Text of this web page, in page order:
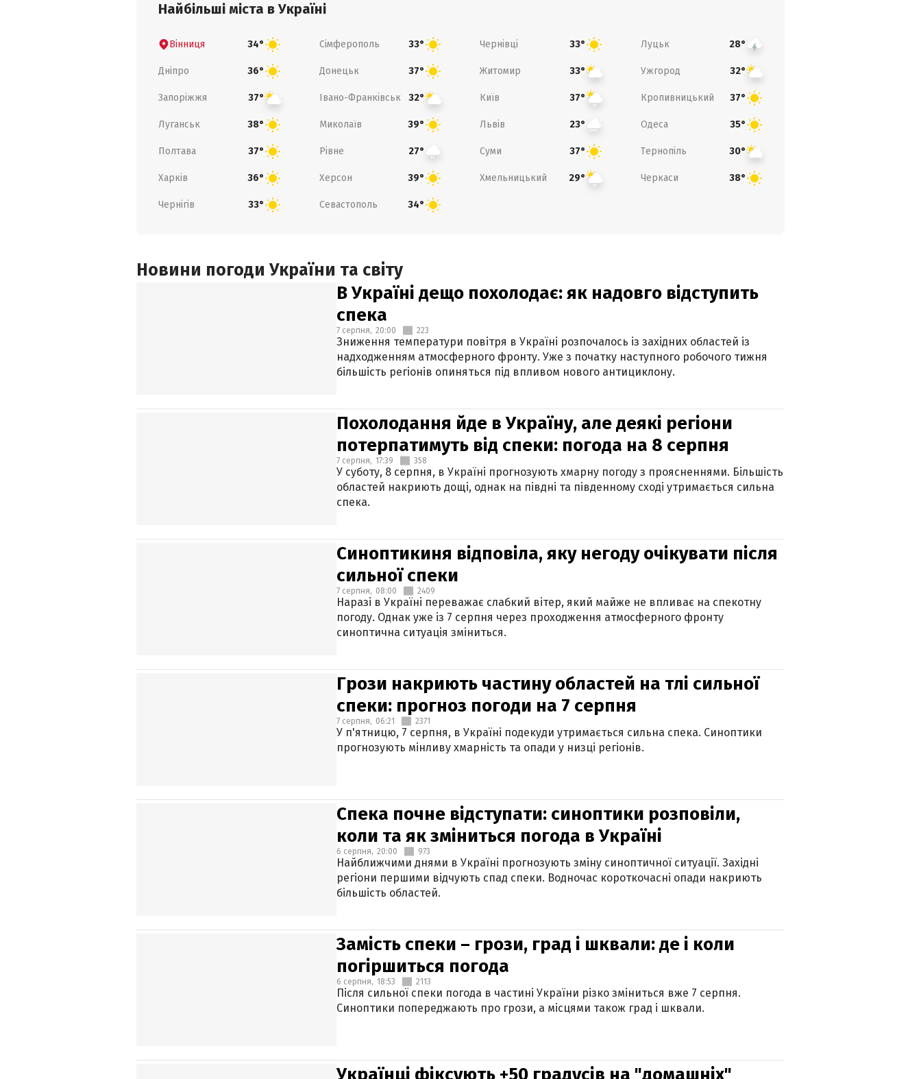
Найбільші міста в Україні
Вінниця 34° Сімферополь 33° Чернівці 33° Луцьк 28°
Дніпро 36° Донецьк 37° Житомир 33° Ужгород 32°
Запоріжжя 37° Івано-Франківськ 32° Київ 37° Кропивницький 37°
Луганськ 38° Миколаїв 39° Львів 23° Одеса 35°
Полтава 37° Рівне 27° Суми 37° Тернопіль 30°
Харків 36° Херсон 39° Хмельницький 29° Черкаси 38°
Чернігів 33° Севастополь 34°
Новини погоди України та світу
В Україні дещо похолодає: як надовго відступить
спека
7 серпня, 20:00 223
Зниження температури повітря в Україні розпочалось із західних областей із
надходженням атмосферного фронту. Уже з початку наступного робочого тижня
більшість регіонів опиняться під впливом нового антициклону.
Похолодання йде в Україну, але деякі регіони
потерпатимуть від спеки: погода на 8 серпня
7 серпня, 17:39 358
У суботу, 8 серпня, в Україні прогнозують хмарну погоду з проясненнями. Більшість
областей накриють дощі, однак на півдні та південному сході утримається сильна
спека.
Синоптикиня відповіла, яку негоду очікувати після
сильної спеки
7 серпня, 08:00 2409
Наразі в Україні переважає слабкий вітер, який майже не впливає на спекотну
погоду. Однак уже із 7 серпня через проходження атмосферного фронту
синоптична ситуація зміниться.
Грози накриють частину областей на тлі сильної
спеки: прогноз погоди на 7 серпня
7 серпня, 06:21 2371
У п'ятницю, 7 серпня, в Україні подекуди утримається сильна спека. Синоптики
прогнозують мінливу хмарність та опади у низці регіонів.
Спека почне відступати: синоптики розповіли,
коли та як зміниться погода в Україні
6 серпня, 20:00 973
Найближчими днями в Україні прогнозують зміну синоптичної ситуації. Західні
регіони першими відчують спад спеки. Водночас короткочасні опади накриють
більшість областей.
Замість спеки – грози, град і шквали: де і коли
погіршиться погода
6 серпня, 18:53 2113
Після сильної спеки погода в частині України різко зміниться вже 7 серпня.
Синоптики попереджають про грози, а місцями також град і шквали.
Українці фіксують +50 градусів на "домашніх"